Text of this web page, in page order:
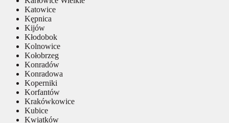
Katowice
Kępnica
Kijów
Kłodobok
Kolnowice
Kołobrzeg
Konradów
Konradowa
Koperniki
Korfantów
Krakówkowice
Kubice
Kwiatków